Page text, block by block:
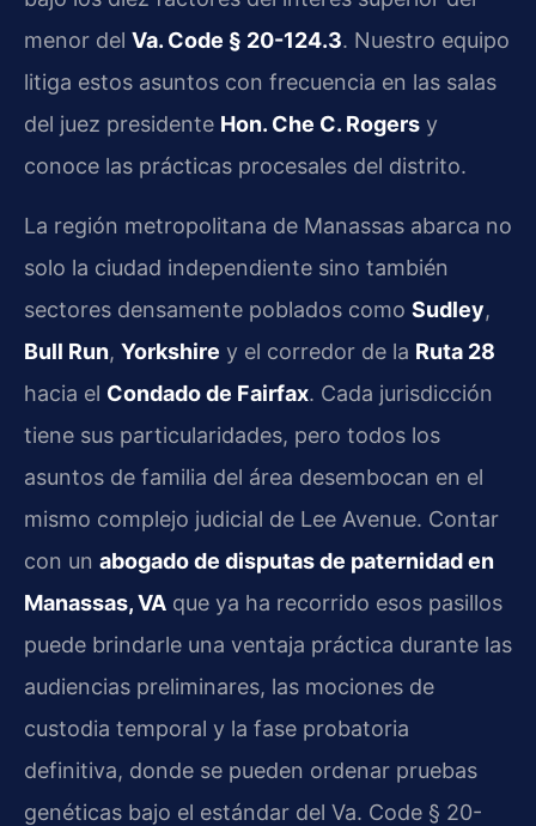
menor del Va. Code § 20-124.3. Nuestro equipo
litiga estos asuntos con frecuencia en las salas
del juez presidente Hon. Che C. Rogers y
conoce las prácticas procesales del distrito.
La región metropolitana de Manassas abarca no
solo la ciudad independiente sino también
sectores densamente poblados como Sudley,
Bull Run, Yorkshire y el corredor de la Ruta 28
hacia el Condado de Fairfax. Cada jurisdicción
tiene sus particularidades, pero todos los
asuntos de familia del área desembocan en el
mismo complejo judicial de Lee Avenue. Contar
con un abogado de disputas de paternidad en
Manassas, VA que ya ha recorrido esos pasillos
puede brindarle una ventaja práctica durante las
audiencias preliminares, las mociones de
custodia temporal y la fase probatoria
definitiva, donde se pueden ordenar pruebas
genéticas bajo el estándar del Va. Code § 20-